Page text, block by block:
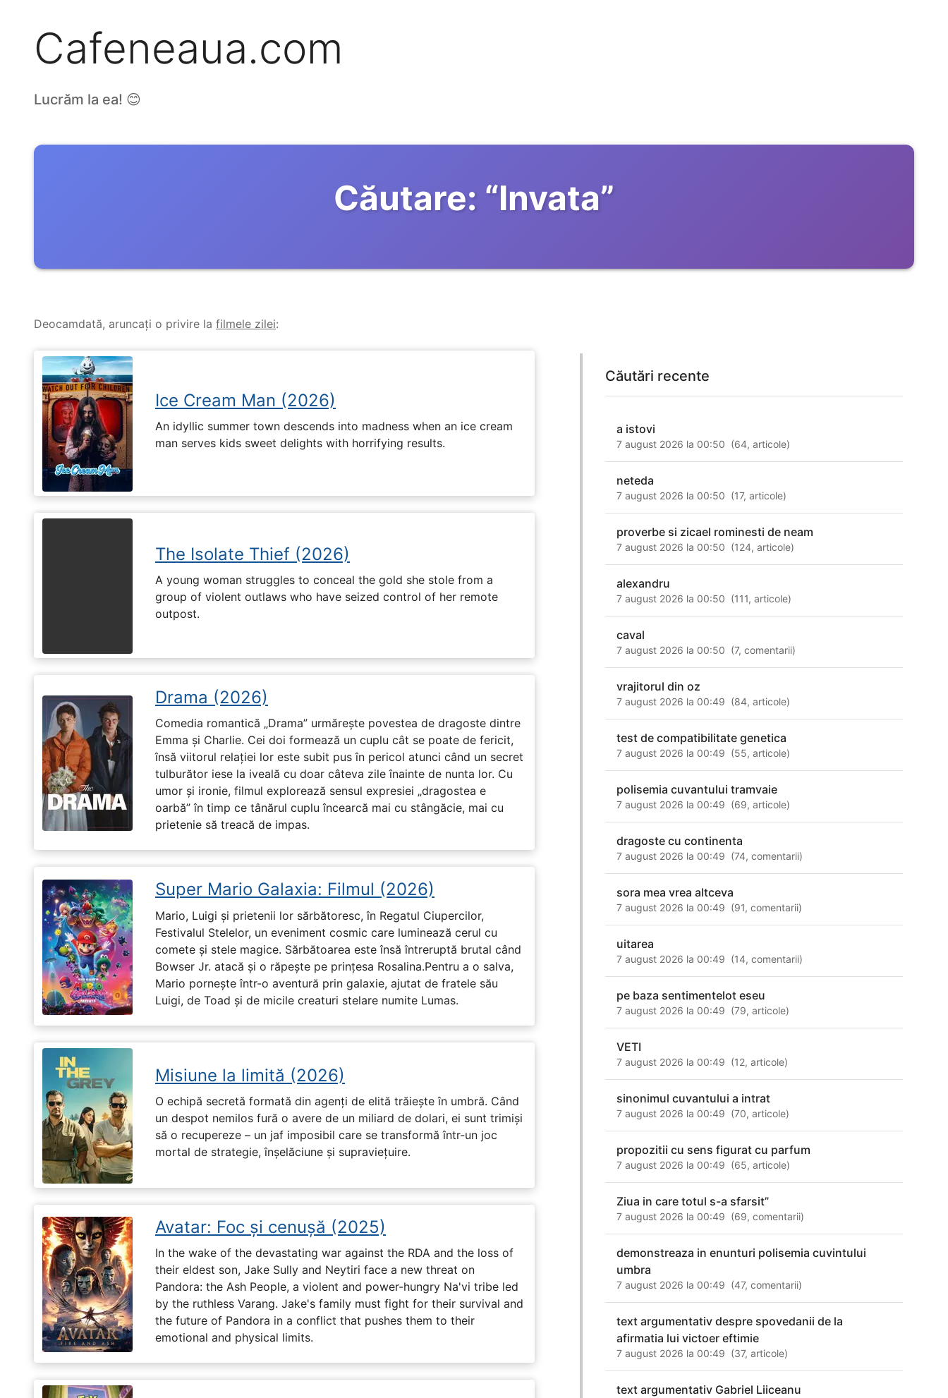
Cafeneaua.com
Lucrăm la ea! 😊
Căutare: “Invata”
Deocamdată, aruncați o privire la filmele zilei:
Ice Cream Man (2026)
An idyllic summer town descends into madness when an ice cream
man serves kids sweet delights with horrifying results.
The Isolate Thief (2026)
A young woman struggles to conceal the gold she stole from a
group of violent outlaws who have seized control of her remote
outpost.
Drama (2026)
Comedia romantică „Drama” urmărește povestea de dragoste dintre
Emma și Charlie. Cei doi formează un cuplu cât se poate de fericit,
însă viitorul relației lor este subit pus în pericol atunci când un secret
tulburător iese la iveală cu doar câteva zile înainte de nunta lor. Cu
umor și ironie, filmul explorează sensul expresiei „dragostea e
oarbă” în timp ce tânărul cuplu încearcă mai cu stângăcie, mai cu
prietenie să treacă de impas.
Super Mario Galaxia: Filmul (2026)
Mario, Luigi și prietenii lor sărbătoresc, în Regatul Ciupercilor,
Festivalul Stelelor, un eveniment cosmic care luminează cerul cu
comete și stele magice. Sărbătoarea este însă întreruptă brutal când
Bowser Jr. atacă și o răpește pe prinţesa Rosalina.Pentru a o salva,
Mario pornește într-o aventură prin galaxie, ajutat de fratele său
Luigi, de Toad și de micile creaturi stelare numite Lumas.
Misiune la limită (2026)
O echipă secretă formată din agenți de elită trăiește în umbră. Când
un despot nemilos fură o avere de un miliard de dolari, ei sunt trimiși
să o recupereze – un jaf imposibil care se transformă într-un joc
mortal de strategie, înșelăciune și supraviețuire.
Avatar: Foc și cenușă (2025)
In the wake of the devastating war against the RDA and the loss of
their eldest son, Jake Sully and Neytiri face a new threat on
Pandora: the Ash People, a violent and power-hungry Na'vi tribe led
by the ruthless Varang. Jake's family must fight for their survival and
the future of Pandora in a conflict that pushes them to their
emotional and physical limits.
Căutări recente
a istovi
7 august 2026 la 00:50 (64,articole)
neteda
7 august 2026 la 00:50 (17,articole)
proverbe si zicael rominesti de neam
7 august 2026 la 00:50 (124,articole)
alexandru
7 august 2026 la 00:50 (111,articole)
caval
7 august 2026 la 00:50 (7,comentarii)
vrajitorul din oz
7 august 2026 la 00:49 (84,articole)
test de compatibilitate genetica
7 august 2026 la 00:49 (55,articole)
polisemia cuvantului tramvaie
7 august 2026 la 00:49 (69,articole)
dragoste cu continenta
7 august 2026 la 00:49 (74,comentarii)
sora mea vrea altceva
7 august 2026 la 00:49 (91,comentarii)
uitarea
7 august 2026 la 00:49 (14,comentarii)
pe baza sentimentelot eseu
7 august 2026 la 00:49 (79,articole)
VETI
7 august 2026 la 00:49 (12,articole)
sinonimul cuvantului a intrat
7 august 2026 la 00:49 (70,articole)
propozitii cu sens figurat cu parfum
7 august 2026 la 00:49 (65,articole)
Ziua in care totul s-a sfarsit”
7 august 2026 la 00:49 (69,comentarii)
demonstreaza in enunturi polisemia cuvintului
umbra
7 august 2026 la 00:49 (47,comentarii)
text argumentativ despre spovedanii de la
afirmatia lui victoer eftimie
7 august 2026 la 00:49 (37,articole)
text argumentativ Gabriel Liiceanu